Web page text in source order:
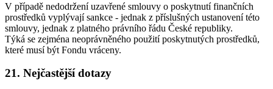
V případě nedodržení uzavřené smlouvy o poskytnutí finančních
prostředků vyplývají sankce - jednak z příslušných ustanovení této
smlouvy, jednak z platného právního řádu České republiky.
Týká se zejména neoprávněného použití poskytnutých prostředků,
které musí být Fondu vráceny.
21. Nejčastější dotazy